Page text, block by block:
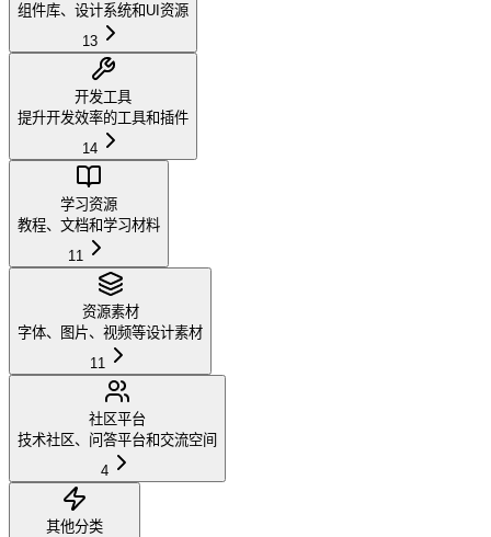
组件库、设计系统和UI资源
13
开发工具
提升开发效率的工具和插件
14
学习资源
教程、文档和学习材料
11
资源素材
字体、图片、视频等设计素材
11
社区平台
技术社区、问答平台和交流空间
4
其他分类